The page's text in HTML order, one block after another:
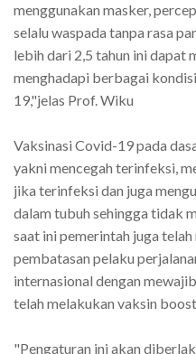
menggunakan masker,
selalu waspada tanpa rasa
lebih dari 2,5 tahun ini dapat
menghadapi berbagai
19,"jelas Prof. Wiku
Vaksinasi Covid-19 pada
yakni mencegah terinfeksi,
jika terinfeksi dan juga
dalam tubuh sehingga tidak
saat ini pemerintah juga
pembatasan pelaku
internasional dengan
telah melakukan vaksin
"Pengaturan ini akan